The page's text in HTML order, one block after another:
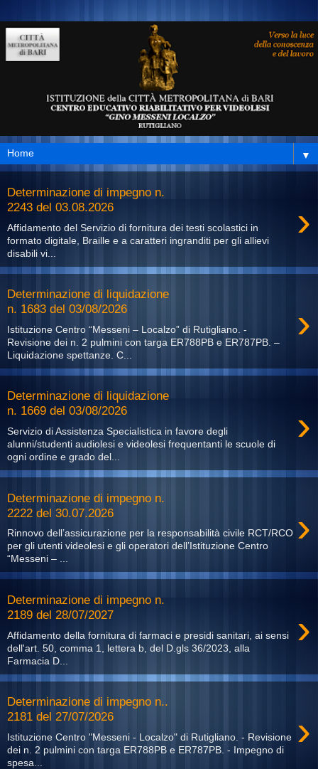
▼
Determinazione di impegno n.
2243 del 03.08.2026
›
Affidamento del Servizio di fornitura dei testi scolastici in
formato digitale, Braille e a caratteri ingranditi per gli allievi
disabili vi...
Determinazione di liquidazione
n. 1683 del 03/08/2026
›
Istituzione Centro “Messeni – Localzo” di Rutigliano. -
Revisione dei n. 2 pulmini con targa ER788PB e ER787PB. –
Liquidazione spettanze. C...
Determinazione di liquidazione
n. 1669 del 03/08/2026
›
Servizio di Assistenza Specialistica in favore degli
alunni/studenti audiolesi e videolesi frequentanti le scuole di
ogni ordine e grado del...
Determinazione di impegno n.
2222 del 30.07.2026
›
Rinnovo dell’assicurazione per la responsabilità civile RCT/RCO
per gli utenti videolesi e gli operatori dell’Istituzione Centro
“Messeni – ...
Determinazione di impegno n.
2189 del 28/07/2027
›
Affidamento della fornitura di farmaci e presidi sanitari, ai sensi
dell'art. 50, comma 1, lettera b, del D.gls 36/2023, alla
Farmacia D...
Determinazione di impegno n..
2181 del 27/07/2026
›
Istituzione Centro "Messeni - Localzo" di Rutigliano. - Revisione
dei n. 2 pulmini con targa ER788PB e ER787PB. - Impegno di
spesa...